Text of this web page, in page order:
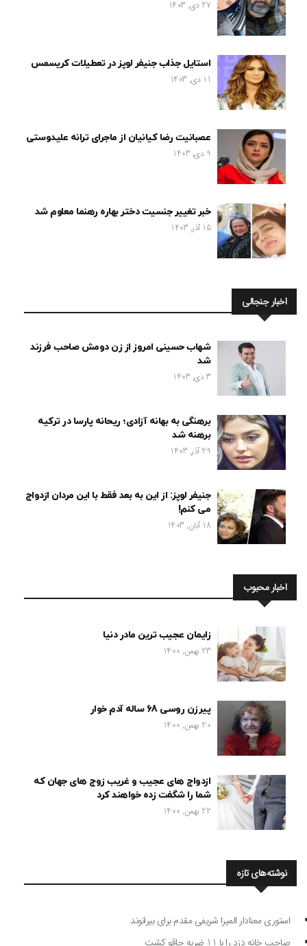
27 دی, 1403
استایل جذاب جنیفر لوپز در تعطیلات کریسمس
11 دی, 1403
عصبانیت رضا کیانیان از ماجرای ترانه علیدوستی
9 دی, 1403
خبر تغییر جنسیت دختر بهاره رهنما معلوم شد
15 آذر, 1403
اخبار جنجالی
شهاب حسینی امروز از زن دومش صاحب فرزند
شد
3 دی, 1403
برهنگی به بهانه آزادی؛ ریحانه پارسا در ترکیه
برهنه شد
29 آذر, 1403
جنیفر لوپز: از این به بعد فقط با این مردان ازدواج
می کنم!
18 آبان, 1403
اخبار محبوب
زایمان عجیب ترین مادر دنیا
23 بهمن, 1400
پیرزن روسی 68 ساله آدم خوار
20 بهمن, 1400
ازدواج های عجیب و غریب زوج های جهان که
شما را شگفت زده خواهند کرد
22 بهمن, 1400
نوشته‌های تازه
استوری معنادار المیرا شریفی مقدم برای بیرانوند
صاحب خانه دزد را با 11 ضربه چاقو کشت